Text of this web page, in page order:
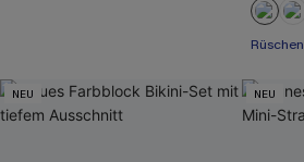
Rüschen
NEU NEU